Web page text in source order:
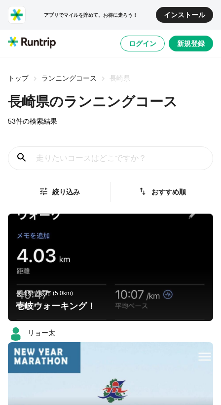
アプリでマイルを貯めて、お得に走ろう！ インストール
ログイン 新規登録
トップ ランニングコース 長崎県
長崎県のランニングコース
53件の検索結果
絞り込み おすすめ順
長崎県壱岐市 (5.0km)
壱岐ウォーキング！
リョー太